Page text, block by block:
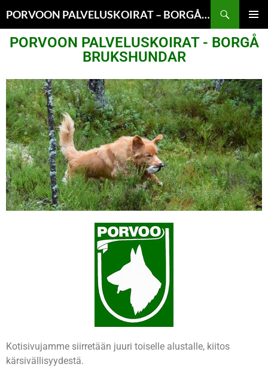
PORVOON PALVELUSKOIRAT – BORGÅ BRUKSHUNDAR
PORVOON PALVELUSKOIRAT - BORGÅ
BRUKSHUNDAR
Kotisivujamme siirretään juuri toiselle alustalle, kiitos
kärsivällisyydestä.